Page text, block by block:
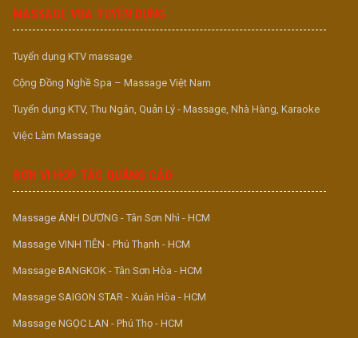
MASSAGE VUA TUYỂN DỤNG
Tuyển dụng KTV massage
Cộng Đồng Nghề Spa – Massage Việt Nam
Tuyển dụng KTV, Thu Ngân, Quản Lý - Massage, Nhà Hàng, Karaoke
Việc Làm Massage
ĐƠN VỊ HỢP TÁC QUẢNG CÁO
Massage ÁNH DƯƠNG - Tân Sơn Nhì - HCM
Massage VINH TIÊN - Phú Thạnh - HCM
Massage BANGKOK - Tân Sơn Hòa - HCM
Massage SAIGON STAR - Xuân Hòa - HCM
Massage NGỌC LAN - Phú Thọ - HCM